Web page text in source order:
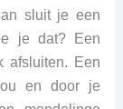
sluit je een
je dat? Een
afsluiten. Een
en door je